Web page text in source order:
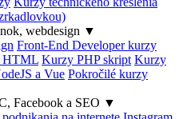
webdesign ▼
Front-End Developer kurzy
HTML Kurzy PHP skript Kurzy
a Vue Pokročilé kurzy
Facebook a SEO ▼